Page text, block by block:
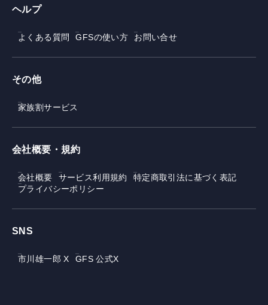
ヘルプ
よくある質問 GFSの使い方 お問い合せ
その他
家族割サービス
会社概要・規約
会社概要 サービス利用規約
特定商取引法に基づく表記
プライバシーポリシー
SNS
市川雄一郎 X GFS 公式X